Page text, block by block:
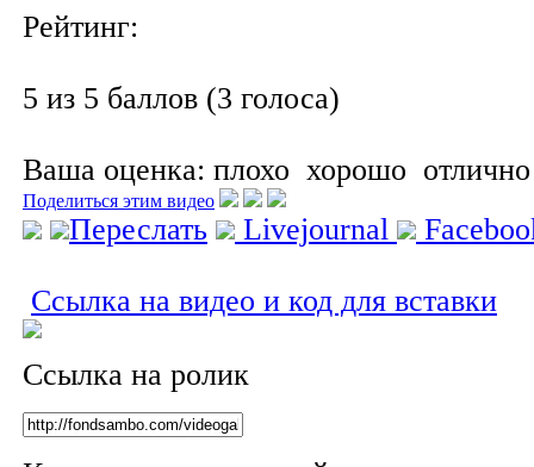
Рейтинг:
5 из 5 баллов (3 голоса)
Ваша оценка: плохо хорошо отлично
Поделиться этим видео
Переслать Livejournal
Ссылка на видео и код для вставки
Ссылка на ролик